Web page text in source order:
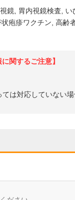
鏡 胃内視鏡検査 い
状疱疹ワクチン 高齢
に関するご注意】
は対応していない